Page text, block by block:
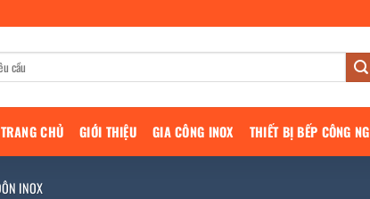
TRANG CHỦ GIỚI THIỆU GIA CÔNG INOX THIẾT BỊ BẾP CÔNG
INOX